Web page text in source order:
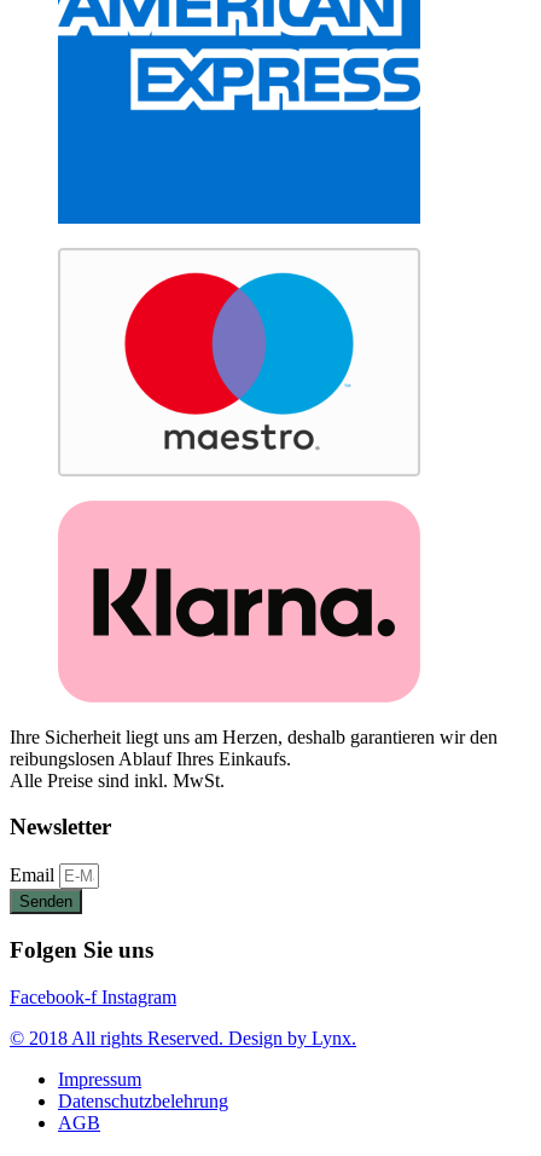
Ihre Sicherheit liegt uns am Herzen, deshalb garantieren wir den
reibungslosen Ablauf Ihres Einkaufs.
Alle Preise sind inkl. MwSt.
Newsletter
Email
Senden
Folgen Sie uns
Facebook-f Instagram
© 2018 All rights Reserved. Design by Lynx.
Impressum
Datenschutzbelehrung
AGB